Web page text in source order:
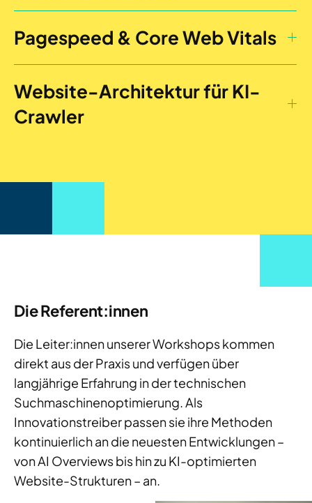
Pagespeed & Core Web Vitals
Website-Architektur für KI-
Crawler
Die Referent:innen
Die Leiter:innen unserer Workshops kommen
direkt aus der Praxis und verfügen über
langjährige Erfahrung in der technischen
Suchmaschinenoptimierung. Als
Innovationstreiber passen sie ihre Methoden
kontinuierlich an die neuesten Entwicklungen –
von AI Overviews bis hin zu KI-optimierten
Website-Strukturen – an.